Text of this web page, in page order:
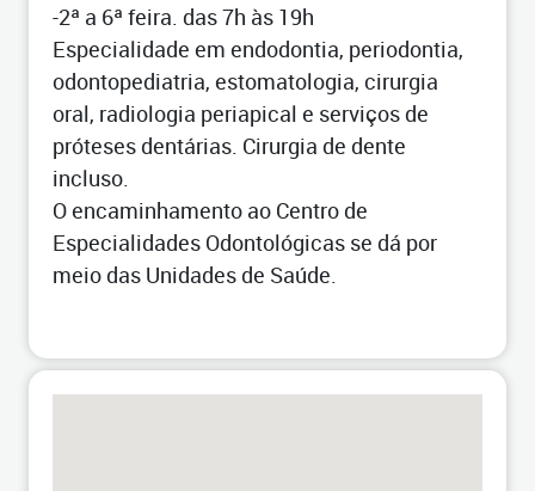
-2ª a 6ª feira. das 7h às 19h
Especialidade em endodontia, periodontia,
odontopediatria, estomatologia, cirurgia
oral, radiologia periapical e serviços de
próteses dentárias. Cirurgia de dente
incluso.
O encaminhamento ao Centro de
Especialidades Odontológicas se dá por
meio das Unidades de Saúde.